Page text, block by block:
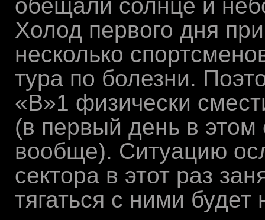
обещали солнце и
Холод первого дня
несколько
тура по болезни.
«В»1 физически
(в первый день в
вообще). Ситуацию
сектора в этот раз
тягаться с ними будет